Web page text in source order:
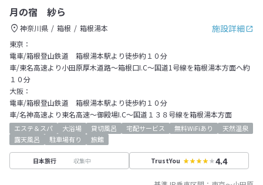
月の宿 紗ら
施設詳細
神奈川県 箱根
箱根湯本
東京：
電車/箱根登山鉄道 箱根湯本駅より徒歩約１０分
車/東名高速より小田原厚木道路～箱根口I.C～国道1号線を箱根湯本方面へ約
１０分
大阪：
電車/箱根登山鉄道 箱根湯本駅より徒歩約１０分
車/名神高速より東名高速～御殿場I.C～国道１３８号線を箱根湯本方面
エステ＆スパ 大浴場 貸切風呂 宅配サービス 無料WiFiあり
天然温泉
露天風呂
駐車場有り 旅館
日本旅行 収集中 TrustYou 4.4